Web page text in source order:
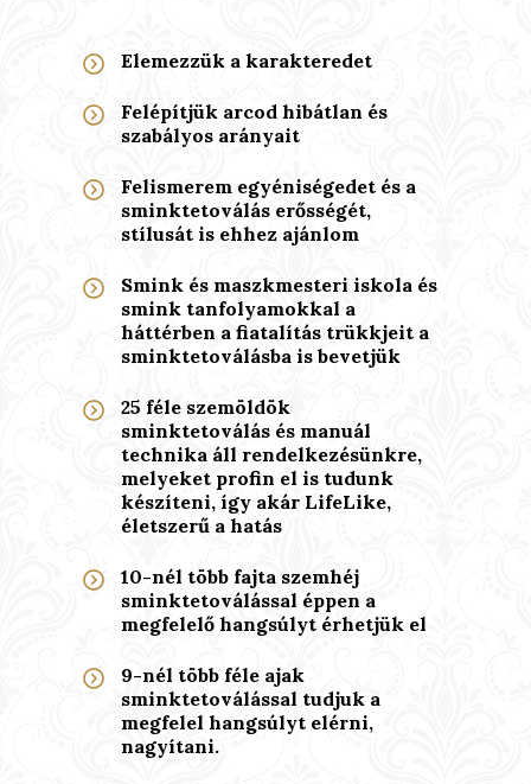
Elemezzük a karakteredet
Felépítjük arcod hibátlan és
szabályos arányait
Felismerem egyéniségedet és a
sminktetoválás erősségét,
stílusát is ehhez ajánlom
Smink és maszkmesteri iskola és
smink tanfolyamokkal a
háttérben a fiatalítás trükkjeit a
sminktetoválásba is bevetjük
25 féle szemöldök
sminktetoválás és manuál
technika áll rendelkezésünkre,
melyeket profin el is tudunk
készíteni, így akár LifeLike,
életszerű a hatás
10-nél több fajta szemhéj
sminktetoválással éppen a
megfelelő hangsúlyt érhetjük el
9-nél több féle ajak
sminktetoválással tudjuk a
megfelel hangsúlyt elérni,
nagyítani.